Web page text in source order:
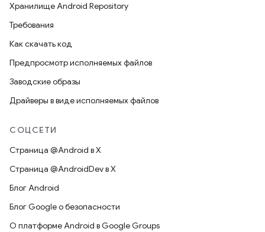
Хранилище Android Repository
Требования
Как скачать код
Предпросмотр исполняемых файлов
Заводские образы
Драйверы в виде исполняемых файлов
СОЦСЕТИ
Страница @Android в X
Страница @AndroidDev в X
Блог Android
Блог Google о безопасности
О платформе Android в Google Groups